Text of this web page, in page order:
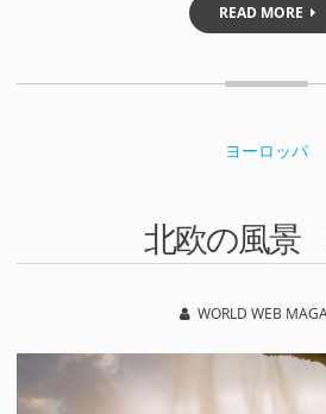
READ MORE
ヨーロッパ
北欧の風景
WORLD WEB